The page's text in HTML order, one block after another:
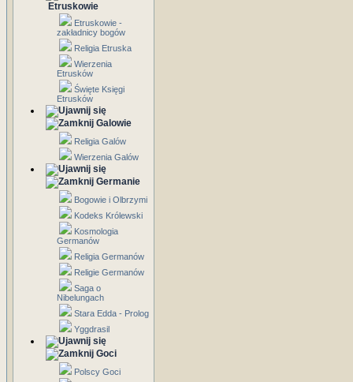
Etruskowie
Etruskowie -
zakładnicy bogów
Religia Etruska
Wierzenia
Etrusków
Święte Księgi
Etrusków
Galowie
Religia Galów
Wierzenia Galów
Germanie
Bogowie i Olbrzymi
Kodeks Królewski
Kosmologia
Germanów
Religia Germanów
Religie Germanów
Saga o
Nibelungach
Stara Edda - Prolog
Yggdrasil
Goci
Polscy Goci